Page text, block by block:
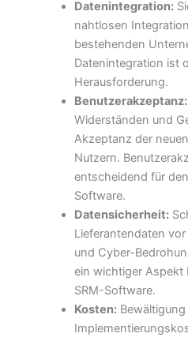
Datenintegration:
nahtlosen
bestehenden
Datenintegration ist
Herausforderung.
Benutzerakzeptanz:
Widerständen und
Akzeptanz der
Nutzern.
entscheidend für
Software.
Datensicherheit:
Lieferantendaten
und Cyber-
ein wichtiger Aspekt
SRM-Software.
Kosten: